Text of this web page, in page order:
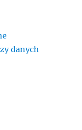
danych